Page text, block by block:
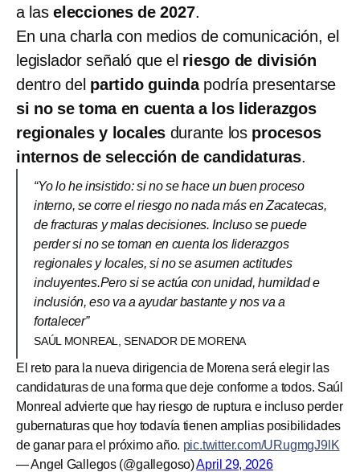
a las elecciones de 2027.
En una charla con medios de comunicación, el
legislador señaló que el riesgo de división
dentro del partido guindapodría presentarse
si no se toma en cuenta a los liderazgos
regionales y locales durante los procesos
internos de selección de candidaturas.
“Yo lo he insistido: si no se hace un buen proceso
interno, se corre el riesgo no nada más en Zacatecas,
de fracturas y malas decisiones. Incluso se puede
perder si no se toman en cuenta los liderazgos
regionales y locales, si no se asumen actitudes
incluyentes.Pero si se actúa con unidad, humildad e
inclusión, eso va a ayudar bastante y nos va a
fortalecer”
SAÚL MONREAL, SENADOR DE MORENA
El reto para la nueva dirigencia de Morena será elegir las
candidaturas de una forma que deje conforme a todos. Saúl
Monreal advierte que hay riesgo de ruptura e incluso perder
gubernaturas que hoy todavía tienen amplias posibilidades
de ganar para el próximo año. pic.twitter.com/URugmgJ9lK
— Angel Gallegos (@gallegoso)April 29, 2026